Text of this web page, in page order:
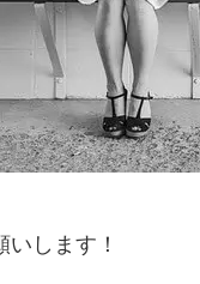
します！